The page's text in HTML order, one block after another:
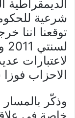
الديمقراطية
شرعية
توقعنا اننا
لاعتبارات
الاحزاب
وذكّر